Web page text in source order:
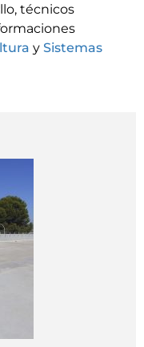
técnicos
y Sistemas